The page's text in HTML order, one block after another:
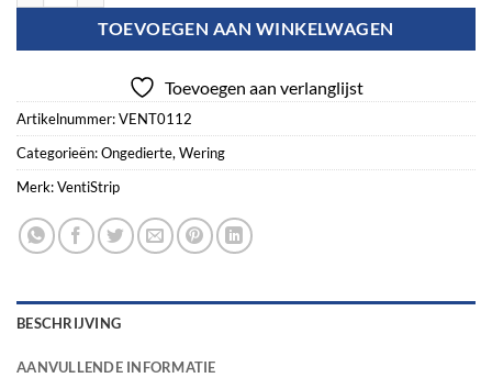
TOEVOEGEN AAN WINKELWAGEN
Toevoegen aan verlanglijst
Artikelnummer:VENT0112
Categorieën:Ongedierte, Wering
Merk:VentiStrip
BESCHRIJVING
AANVULLENDE INFORMATIE